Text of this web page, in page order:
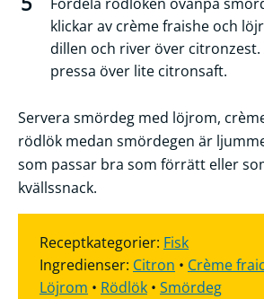
klickar av crème fraishe och
dillen och river över
pressa över lite citronsaft.
Servera smördeg med löjrom,
rödlök medan smördegen är
som passar bra som förrätt eller
kvällssnack.
Receptkategorier: Fisk
Ingredienser: Citron • Crème
Löjrom • Rödlök • Smördeg